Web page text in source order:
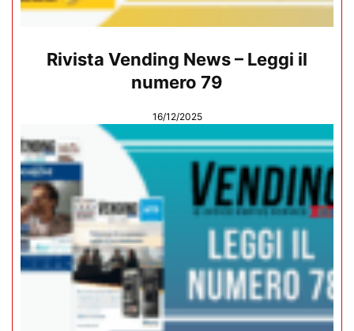
Rivista Vending News – Leggi il
numero 79
16/12/2025